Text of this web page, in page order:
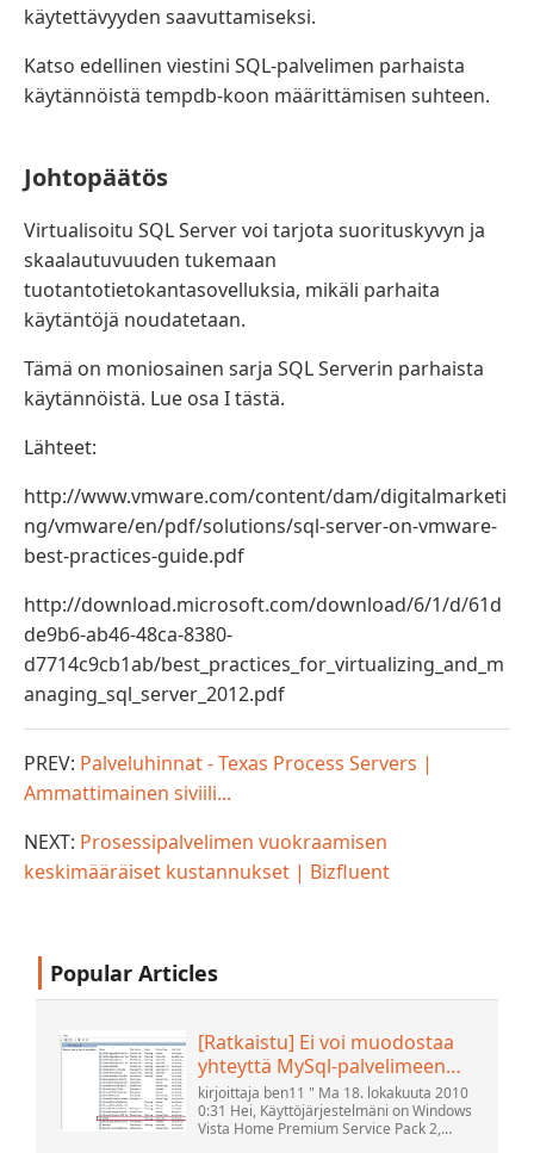
käytettävyyden saavuttamiseksi.
Katso edellinen viestini SQL-palvelimen parhaista
käytännöistä tempdb-koon määrittämisen suhteen.
Johtopäätös
Virtualisoitu SQL Server voi tarjota suorituskyvyn ja
skaalautuvuuden tukemaan
tuotantotietokantasovelluksia, mikäli parhaita
käytäntöjä noudatetaan.
Tämä on moniosainen sarja SQL Serverin parhaista
käytännöistä. Lue osa I tästä.
Lähteet:
http://www.vmware.com/content/dam/digitalmarketi
ng/vmware/en/pdf/solutions/sql-server-on-vmware-
best-practices-guide.pdf
http://download.microsoft.com/download/6/1/d/61d
de9b6-ab46-48ca-8380-
d7714c9cb1ab/best_practices_for_virtualizing_and_m
anaging_sql_server_2012.pdf
PREV: Palveluhinnat - Texas Process Servers |
Ammattimainen siviili...
NEXT: Prosessipalvelimen vuokraamisen
keskimääräiset kustannukset | Bizfluent
Popular Articles
[Ratkaistu] Ei voi muodostaa
yhteyttä MySql-palvelimeen
localhostilla (10061) (Näytä
aihe) * Apache OpenOffice -
yhteisöfoorumi
kirjoittaja ben11 " Ma 18. lokakuuta 2010
0:31 Hei, Käyttöjärjestelmäni on Windows
Vista Home Premium Service Pack 2,